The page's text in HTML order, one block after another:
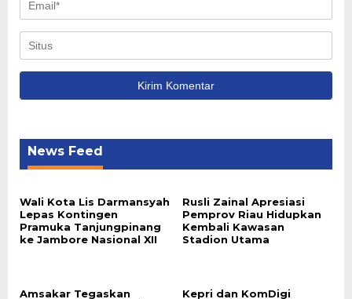
News Feed
Wali Kota Lis Darmansyah
Lepas Kontingen
Pramuka Tanjungpinang
ke Jambore Nasional XII
Rusli Zainal Apresiasi
Pemprov Riau Hidupkan
Kembali Kawasan
Stadion Utama
Amsakar Tegaskan
Kepri dan KomDigi